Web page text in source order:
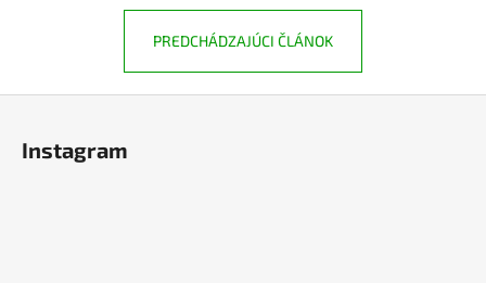
PREDCHÁDZAJÚCI ČLÁNOK
Instagram